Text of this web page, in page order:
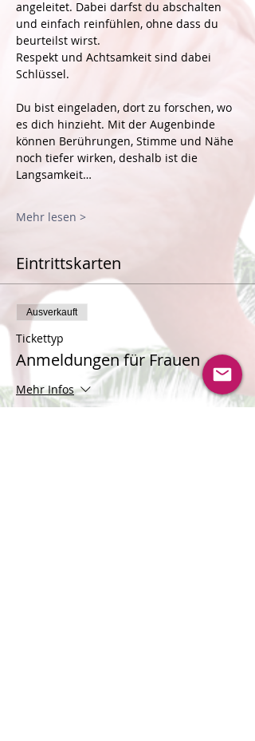
angeleitet. Dabei darfst du abschalten
und einfach reinfühlen, ohne dass du
beurteilst wirst.
Respekt und Achtsamkeit sind dabei
Schlüssel.
Du bist eingeladen, dort zu forschen, wo
es dich hinzieht. Mit der Augenbinde
können Berührungen, Stimme und Nähe
noch tiefer wirken, deshalb ist die
Langsamkeit…
Mehr lesen >
Eintrittskarten
Ausverkauft
Tickettyp
Anmeldungen für Frauen
Mehr Infos